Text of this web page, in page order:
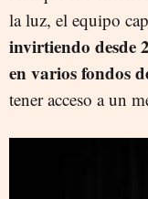
la luz, el equipo
invirtiendo desde
en varios fondos
tener acceso a un